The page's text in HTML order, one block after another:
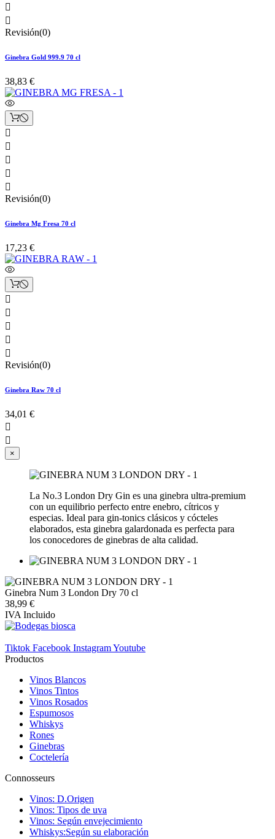


Revisión(0)
Ginebra Gold 999.9 70 cl
38,83 €





Revisión(0)
Ginebra Mg Fresa 70 cl
17,23 €





Revisión(0)
Ginebra Raw 70 cl
34,01 €


×
La No.3 London Dry Gin es una ginebra ultra-premium
con un equilibrio perfecto entre enebro, cítricos y
especias. Ideal para gin-tonics clásicos y cócteles
elaborados, esta ginebra galardonada es perfecta para
los conocedores de ginebras de alta calidad.
Ginebra Num 3 London Dry 70 cl
38,99 €
IVA Incluido
Tiktok Facebook InstagramYoutube
Productos
Vinos Blancos
Vinos Tintos
Vinos Rosados
Espumosos
Whiskys
Rones
Ginebras
Coctelería
Connosseurs
Vinos: D.Origen
Vinos: Tipos de uva
Vinos: Según envejecimiento
Whiskys:Según su elaboración